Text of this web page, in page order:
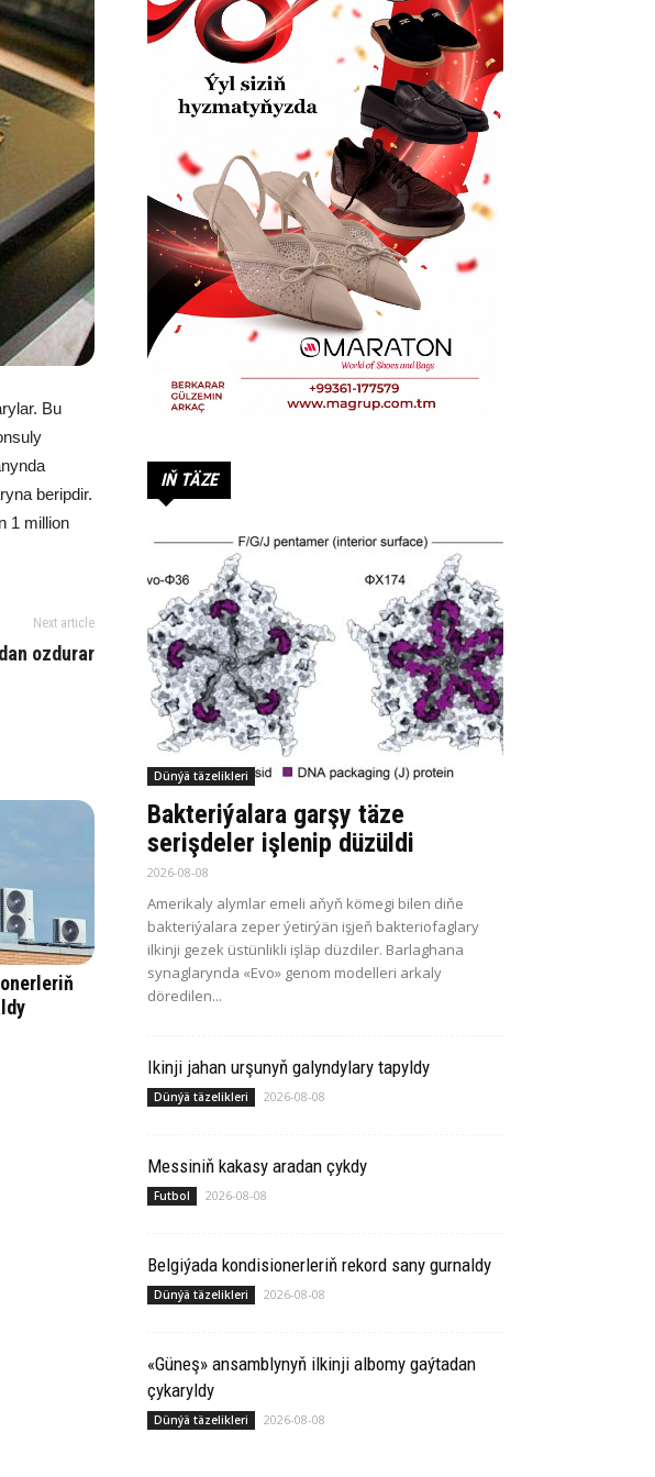
Bu
beripdir.
1 million
Next article
ozdurar
IŇ TÄZE
Dünýä täzelikleri
Bakteriýalara garşy täze
serişdeler işlenip düzüldi
2026-08-08
Amerikaly alymlar emeli aňyň kömegi bilen diňe
bakteriýalara zeper ýetirýän işjeň bakteriofaglary
ilkinji gezek üstünlikli işläp düzdiler. Barlaghana
synaglarynda «Evo» genom modelleri arkaly
döredilen...
Ikinji jahan urşunyň galyndylary tapyldy
Dünýä täzelikleri 2026-08-08
Messiniň kakasy aradan çykdy
Futbol 2026-08-08
Belgiýada kondisionerleriň rekord sany gurnaldy
Dünýä täzelikleri 2026-08-08
«Güneş» ansamblynyň ilkinji albomy gaýtadan
çykaryldy
Dünýä täzelikleri 2026-08-08